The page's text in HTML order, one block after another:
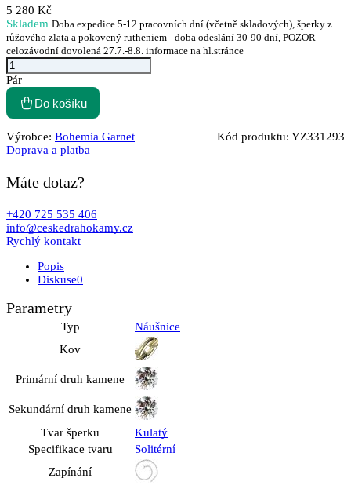
5 280 Kč
Skladem Doba expedice 5-12 pracovních dní (včetně skladových), šperky z
růžového zlata a pokovený rutheniem - doba odeslání 30-90 dní, POZOR
celozávodní dovolená 27.7.-8.8. informace na hl.stránce
Pár
Do košíku
Výrobce: Bohemia Garnet Kód produktu: YZ331293
Doprava a platba
Máte dotaz?
+420 725 535 406
info@ceskedrahokamy.cz
Rychlý kontakt
Popis
Diskuse0
Parametry
Typ
Náušnice
Kov
Primární druh kamene
Sekundární druh kamene
Tvar šperku
Kulatý
Specifikace tvaru
Solitérní
Zapínání